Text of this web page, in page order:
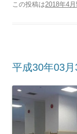
この投稿は2018年4月
平成30年03月